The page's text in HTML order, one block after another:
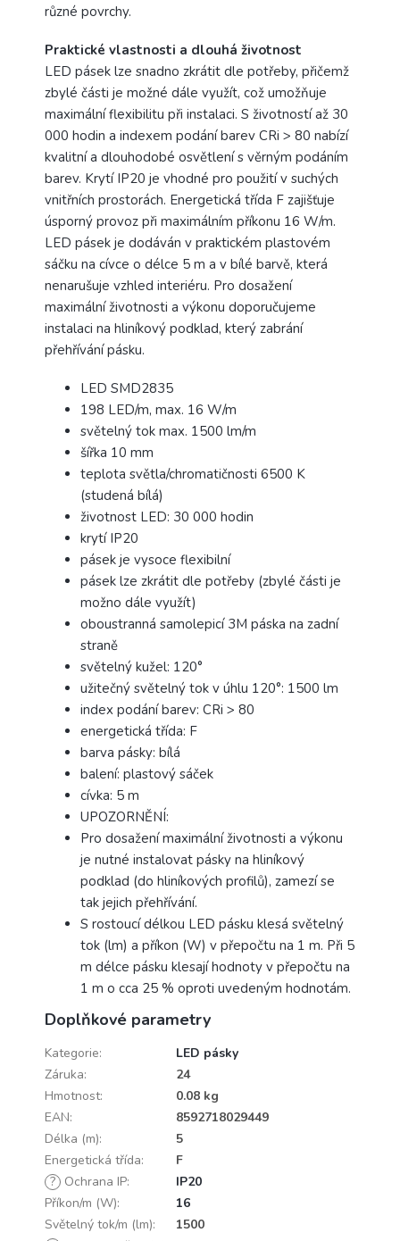
různé povrchy.
Praktické vlastnosti a dlouhá životnost
LED pásek lze snadno zkrátit dle potřeby, přičemž
zbylé části je možné dále využít, což umožňuje
maximální flexibilitu při instalaci. S životností až 30
000 hodin a indexem podání barev CRi > 80 nabízí
kvalitní a dlouhodobé osvětlení s věrným podáním
barev. Krytí IP20 je vhodné pro použití v suchých
vnitřních prostorách. Energetická třída F zajišťuje
úsporný provoz při maximálním příkonu 16 W/m.
LED pásek je dodáván v praktickém plastovém
sáčku na cívce o délce 5 m a v bílé barvě, která
nenarušuje vzhled interiéru. Pro dosažení
maximální životnosti a výkonu doporučujeme
instalaci na hliníkový podklad, který zabrání
přehřívání pásku.
LED SMD2835
198 LED/m, max. 16 W/m
světelný tok max. 1500 lm/m
šířka 10 mm
teplota světla/chromatičnosti 6500 K
(studená bílá)
životnost LED: 30 000 hodin
krytí IP20
pásek je vysoce flexibilní
pásek lze zkrátit dle potřeby (zbylé části je
možno dále využít)
oboustranná samolepicí 3M páska na zadní
straně
světelný kužel: 120°
užitečný světelný tok v úhlu 120°: 1500 lm
index podání barev: CRi > 80
energetická třída: F
barva pásky: bílá
balení: plastový sáček
cívka: 5 m
UPOZORNĚNÍ:
Pro dosažení maximální životnosti a výkonu
je nutné instalovat pásky na hliníkový
podklad (do hliníkových profilů), zamezí se
tak jejich přehřívání.
S rostoucí délkou LED pásku klesá světelný
tok (lm) a příkon (W) v přepočtu na 1 m. Při 5
m délce pásku klesají hodnoty v přepočtu na
1 m o cca 25 % oproti uvedeným hodnotám.
Doplňkové parametry
Kategorie:
LED pásky
Záruka:
24
Hmotnost:
0.08 kg
EAN:
8592718029449
Délka (m):
5
Energetická třída:
F
? Ochrana IP:
IP20
Příkon/m (W):
16
Světelný tok/m (lm):
1500